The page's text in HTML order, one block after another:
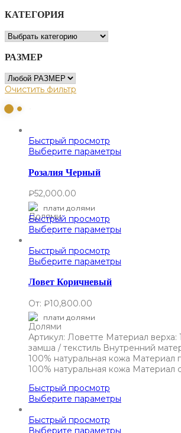
КАТЕГОРИЯ
РАЗМЕР
Очистить фильтр
Быстрый просмотр
Выберите параметры
Розалия Черный
₽52,000.00
плати долями
Быстрый просмотр
Выберите параметры
Быстрый просмотр
Выберите параметры
Ловет Коричневый
От: ₽10,800.00
плати долями
Артикул: Ловетте Материал верха:
замша / текстиль Внутренний
100% натуральная кожа Материал
100% натуральная кожа Материал
Быстрый просмотр
Выберите параметры
Быстрый просмотр
Выберите параметры